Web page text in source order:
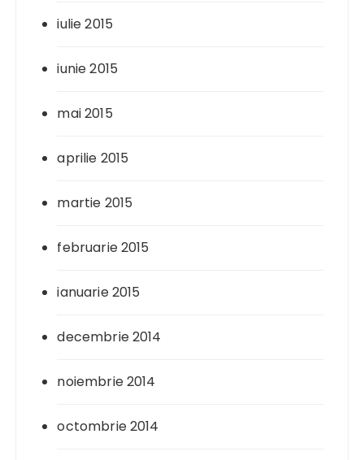
iulie 2015
iunie 2015
mai 2015
aprilie 2015
martie 2015
februarie 2015
ianuarie 2015
decembrie 2014
noiembrie 2014
octombrie 2014